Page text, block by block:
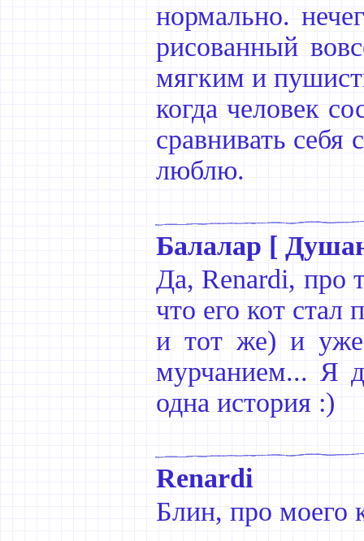
нормально.
рисованный
мягким и
когда человек
сравнивать
люблю.
Балалар [
Да, Renardi, про
что его кот стал
и тот же) и уже
мурчанием... Я
одна история :)
Renardi
Блин, про моего